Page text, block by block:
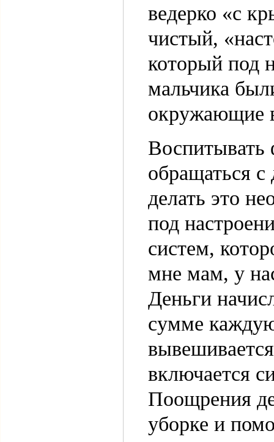
ведерко «с
чистый,
который под
мальчика
окружающие
Воспитывать
обращаться с
делать это
под
систем,
мне мам, у
Деньги
сумме
включается
Поощрения
уборке и